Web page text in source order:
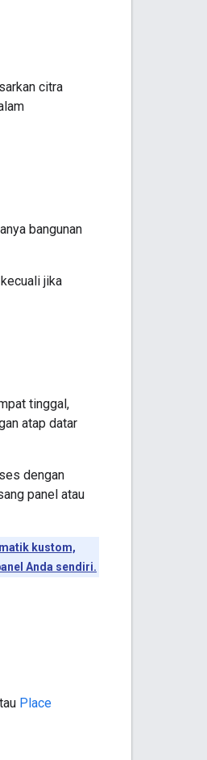
citra
bangunan
jika
tinggal,
atap datar
dengan
panel atau
kustom,
Anda sendiri.
Place